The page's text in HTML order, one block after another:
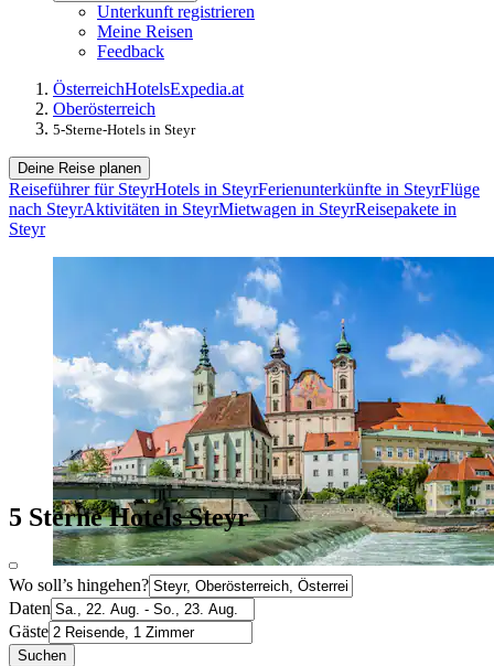
Unterkunft registrieren
Meine Reisen
Feedback
ÖsterreichHotelsExpedia.at
Oberösterreich
5-Sterne-Hotels in Steyr
Deine Reise planen
Reiseführer für SteyrHotels in SteyrFerienunterkünfte in SteyrFlüge
nach SteyrAktivitäten in SteyrMietwagen in SteyrReisepakete in
Steyr
5 Sterne Hotels Steyr
Wo soll’s hingehen?
Daten
Gäste
Suchen